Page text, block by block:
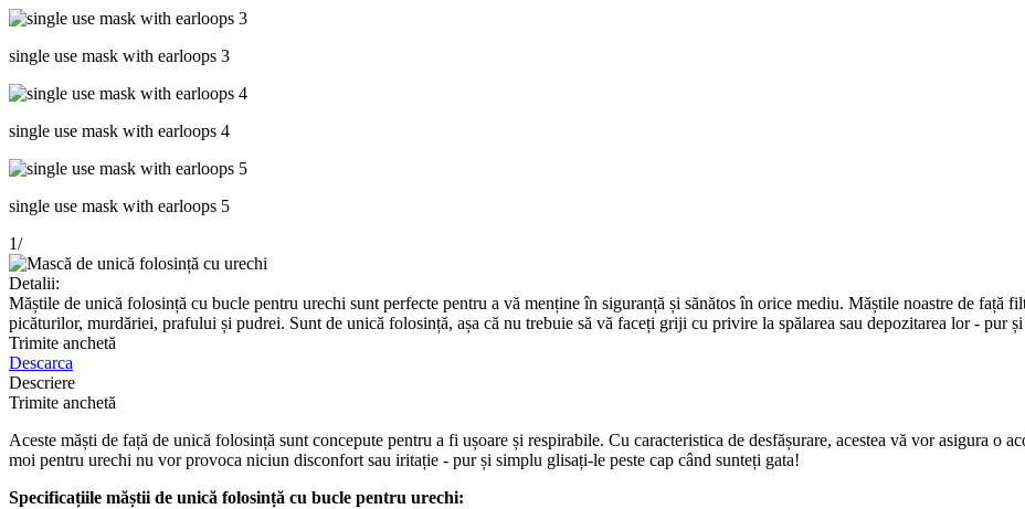
single use mask with earloops 3
single use mask with earloops 4
single use mask with earloops 5
1/
Detalii:
Măștile de unică folosință cu bucle pentru urechi sunt perfecte pentru a vă menține în siguranță și sănătos în orice mediu. Măștile noastre de față
picăturilor, murdăriei, prafului și pudrei. Sunt de unică folosință, așa că nu trebuie să vă faceți griji cu privire la spălarea sau depozitarea lor - pur
Trimite anchetă
Descarca
Descriere
Trimite anchetă
Aceste măști de față de unică folosință sunt concepute pentru a fi ușoare și respirabile. Cu caracteristica de desfășurare, acestea vă vor asigura o
moi pentru urechi nu vor provoca niciun disconfort sau iritație - pur și simplu glisați-le peste cap când sunteți gata!
Specificațiile măștii de unică folosință cu bucle pentru urechi: